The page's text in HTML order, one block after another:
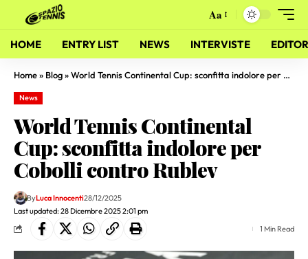
Aa
HOME ENTRY LIST NEWS INTERVISTE
Home» Blog»World Tennis Continental Cup: sconfitta indolore per Cobolli contro Rublev
News
World Tennis Continental
Cup: sconfitta indolore per
Cobolli contro Rublev
Last updated: 28 Dicembre 2025 2:01 pm
ByLuca Innocenti28/12/2025
1 Min Read